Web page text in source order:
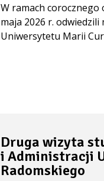
W ramach
maja 2026 r.
Uniwersytetu Marii
Druga wizyta
i Administracji
Radomskiego